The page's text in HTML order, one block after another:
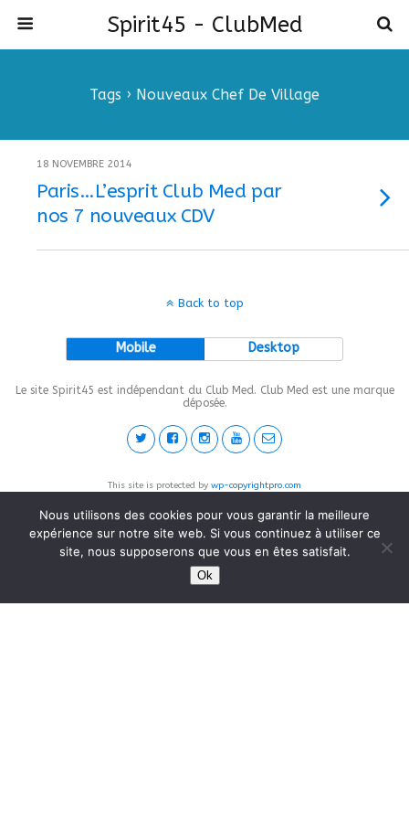
Spirit45 - ClubMed
Tags › Nouveaux Chef De Village
18 NOVEMBRE 2014
Paris…L’esprit Club Med par
nos 7 nouveaux CDV
Back to top
Mobile Desktop
Le site Spirit45 est indépendant du Club Med. Club Med est une marque
déposée.
This site is protected by wp-copyrightpro.com
Nous utilisons des cookies pour vous garantir la meilleure
expérience sur notre site web. Si vous continuez à utiliser ce
site, nous supposerons que vous en êtes satisfait.
Ok